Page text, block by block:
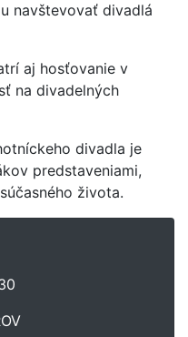
navštevovať divadlá
aj hosťovanie v
na divadelných
divadla je
predstaveniami,
života.